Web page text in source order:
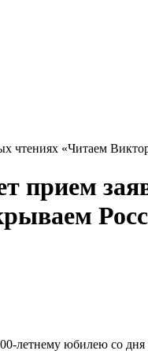
чтениях «Читаем
юбилею со